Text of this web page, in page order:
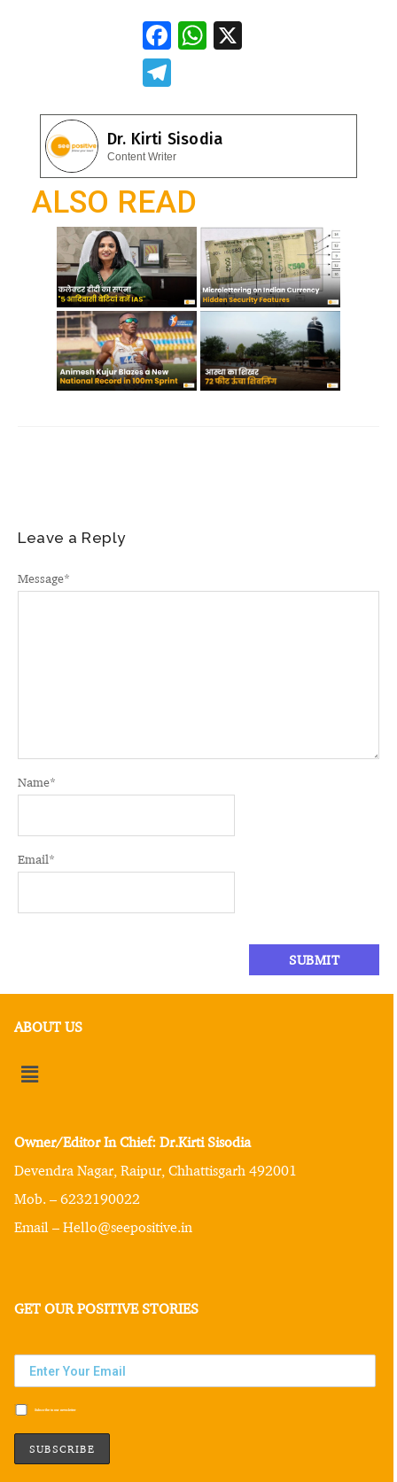
F
b
o
o
k
W
s
A
p
e
gr
a
m
Dr. Kirti Sisodia
Content Writer
ALSO READ
Leave a Reply
Message*
Name*
Email*
ABOUT US
Owner/Editor In Chief: Dr.Kirti Sisodia
Devendra Nagar, Raipur, Chhattisgarh 492001
Mob. – 6232190022
Email – Hello@seepositive.in
GET OUR POSITIVE STORIES
Subscribe to our newsletter